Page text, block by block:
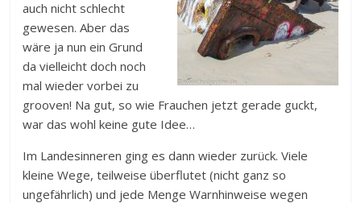
auch nicht schlecht
gewesen. Aber das
wäre ja nun ein Grund
da vielleicht doch noch
mal wieder vorbei zu
grooven! Na gut, so wie Frauchen jetzt gerade guckt,
war das wohl keine gute Idee…
Im Landesinneren ging es dann wieder zurück. Viele
kleine Wege, teilweise überflutet (nicht ganz so
ungefährlich) und jede Menge Warnhinweise wegen